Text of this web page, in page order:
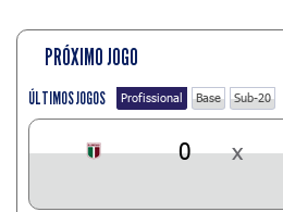
PRÓXIMO JOGO
ÚLTIMOS JOGOS Profissional Base Sub-20
0 x